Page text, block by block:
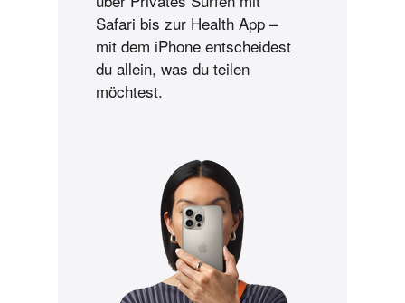
Safari bis zur Health App –
mit dem iPhone ent­scheidest
du allein, was du teilen
möchtest.